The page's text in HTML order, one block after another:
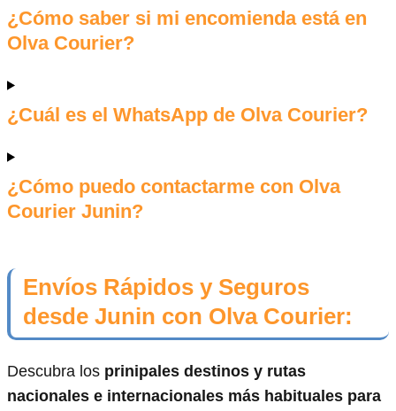
¿Cómo saber si mi encomienda está en
Olva Courier?
¿Cuál es el WhatsApp de Olva Courier?
¿Cómo puedo contactarme con Olva
Courier Junin?
Envíos Rápidos y Seguros
desde Junin con Olva Courier:
Descubra los prinipales destinos y rutas
nacionales e internacionales más habituales para